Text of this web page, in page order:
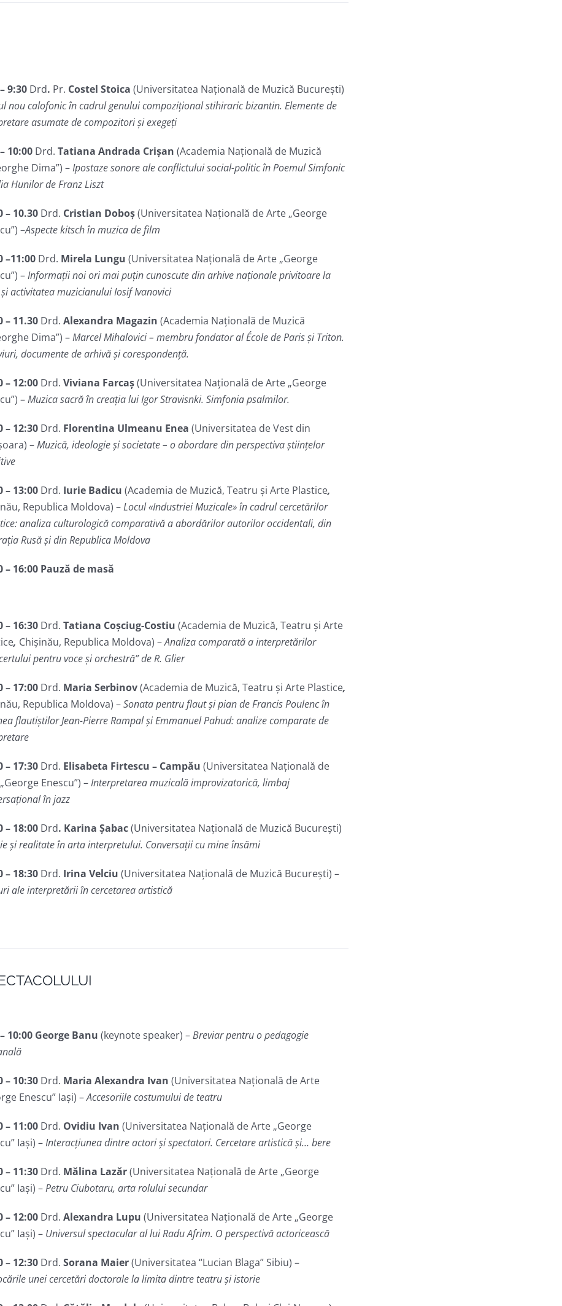
9:30 Drd. Pr. Costel Stoica (Universitatea Națională de Muzică București)
nou calofonic în cadrul genului compozițional stihiraric bizantin. Elemente de
asumate de compozitori și exegeți
10:00 Drd.Tatiana Andrada Crișan (Academia Națională de Muzică
Dima”) –Ipostaze sonore ale conflictului social-politic în Poemul Simfonic
Hunilor de Franz Liszt
– 10.30 Drd. Cristian Doboș(Universitatea Națională de Arte „George
–Aspecte kitsch în muzica de film
–11:00 Drd. Mirela Lungu (Universitatea Națională de Arte „George
–Informații noi ori mai puțin cunoscute din arhive naționale privitoare la
activitatea muzicianului Iosif Ivanovici
– 11.30 Drd.Alexandra Magazin (Academia Națională de Muzică
Dima”) –Marcel Mihalovici – membru fondator al École de Paris și Triton.
documente de arhivă și corespondență.
– 12:00 Drd.Viviana Farcaș(Universitatea Națională de Arte „George
–Muzica sacră în creația lui Igor Stravisnki. Simfonia psalmilor.
– 12:30 Drd. Florentina Ulmeanu Enea (Universitatea de Vest din
–Muzică, ideologie și societate – o abordare din perspectiva științelor
– 13:00 Drd. Iurie Badicu (Academia de Muzică, Teatru și Arte Plastice,
Republica Moldova) –Locul«Industriei Muzicale»în cadrul cercetărilor
analiza culturologică comparativă a abordărilor autorilor occidentali, din
Rusă și din Republica Moldova
– 16:00 Pauză de masă
– 16:30 Drd.Tatiana Coșciug-Costiu (Academia de Muzică, Teatru și Arte
, Chișinău, Republica Moldova) –Analiza comparată a interpretărilor
pentru voce și orchestră” de R. Glier
– 17:00 Drd. Maria Serbinov(Academia de Muzică, Teatru și Arte Plastice,
Republica Moldova) –Sonata pentru flaut și pian de Francis Poulenc în
flautiștilor Jean-Pierre Rampal și Emmanuel Pahud: analize comparate de
– 17:30 Drd. Elisabeta Firtescu – Campău (Universitatea Națională de
Enescu”) –Interpretarea muzicală improvizatorică, limbaj
în jazz
– 18:00 Drd. Karina Șabac(Universitatea Națională de Muzică București)
și realitate în arta interpretului. Conversații cu mine însămi
– 18:30 Drd. Irina Velciu (Universitatea Națională de Muzică București) –
ale interpretării în cercetarea artistică
10:00 George Banu(keynote speaker) –Breviar pentru o pedagogie
– 10:30 Drd. Maria Alexandra Ivan (Universitatea Națională de Arte
Enescu” Iași) –Accesoriile costumului de teatru
– 11:00 Drd. Ovidiu Ivan (Universitatea Națională de Arte „George
Iași) –Interacțiunea dintre actori și spectatori. Cercetare artistică și… bere
– 11:30 Drd. Mălina Lazăr(Universitatea Națională de Arte „George
Iași) –Petru Ciubotaru, arta rolului secundar
– 12:00 Drd.Alexandra Lupu (Universitatea Națională de Arte „George
Iași) – Universul spectacular al lui Radu Afrim. O perspectivă actoricească
– 12:30 Drd.Sorana Maier(Universitatea “Lucian Blaga” Sibiu) –
unei cercetări doctorale la limita dintre teatru și istorie